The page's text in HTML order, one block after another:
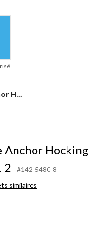
H...
Anchor Hocking
2
#142-5480-8
similaires